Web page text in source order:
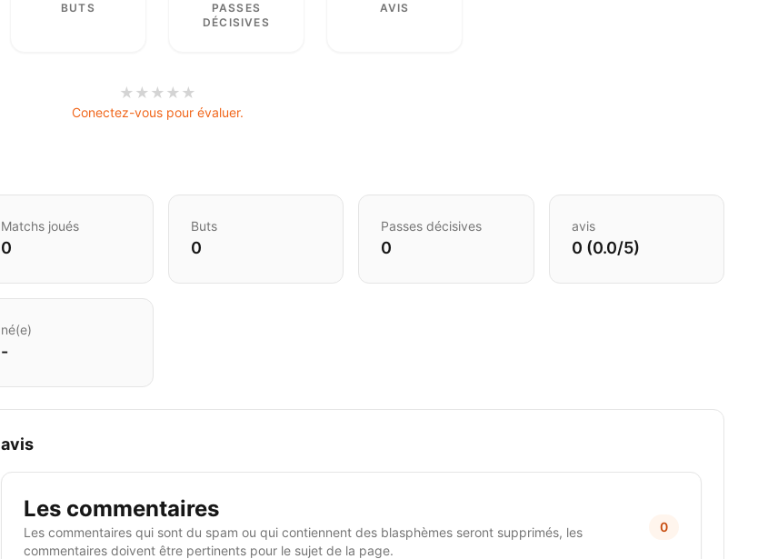
BUTS
PASSES
DÉCISIVES
AVIS
★ ★ ★ ★ ★
Conectez-vous pour évaluer.
Matchs joués
0
Buts
0
Passes décisives
0
avis
0 (0.0/5)
né(e)
-
avis
Les commentaires
Les commentaires qui sont du spam ou qui contiennent des blasphèmes seront supprimés, les
commentaires doivent être pertinents pour le sujet de la page.
0